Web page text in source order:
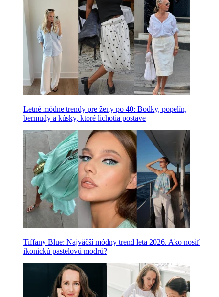
Letné módne trendy pre ženy po 40: Bodky, popelín,
bermudy a kúsky, ktoré lichotia postave
Tiffany Blue: Najväčší módny trend leta 2026. Ako nosiť
ikonickú pastelovú modrú?